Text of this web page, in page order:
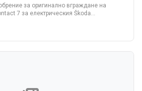
за оригинално вграждане на
7 за електрическия Škoda…